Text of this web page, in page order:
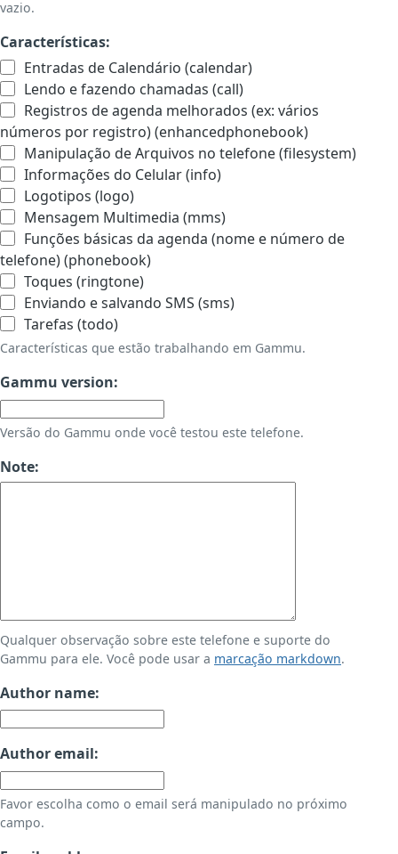
vazio.
Características:
Entradas de Calendário (calendar)
Lendo e fazendo chamadas (call)
Registros de agenda melhorados (ex: vários
números por registro) (enhancedphonebook)
Manipulação de Arquivos no telefone (filesystem)
Informações do Celular (info)
Logotipos (logo)
Mensagem Multimedia (mms)
Funções básicas da agenda (nome e número de
telefone) (phonebook)
Toques (ringtone)
Enviando e salvando SMS (sms)
Tarefas (todo)
Características que estão trabalhando em Gammu.
Gammu version:
Versão do Gammu onde você testou este telefone.
Note:
Qualquer observação sobre este telefone e suporte do
Gammu para ele. Você pode usar a marcação markdown.
Author name:
Author email:
Favor escolha como o email será manipulado no próximo
campo.